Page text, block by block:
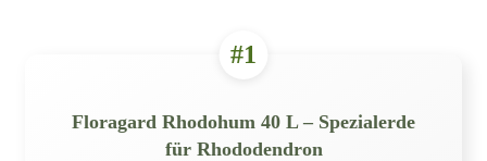
#1
Floragard Rhodohum 40 L – Spezialerde
für Rhododendron